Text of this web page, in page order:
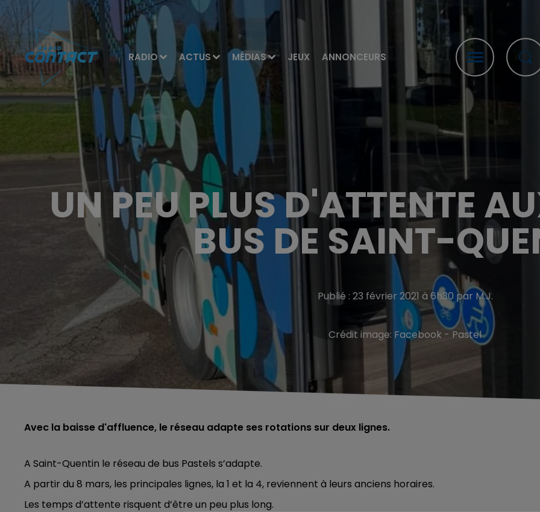
RADIO ACTUS MÉDIAS JEUX ANNONCEURS
UN PEU PLUS D'ATTENTE
BUS DE SAINT-
Publié : 23 février 2021 à 6h30 par M.J.
Crédit image: Facebook - Pastel
Avec la baisse d'affluence, le réseau adapte ses rotations sur deux lignes.
A Saint-Quentin le réseau de bus Pastels s’adapte.
A partir du 8 mars, les principales lignes, la 1 et la 4, reviennent à leurs anciens horaires.
Les temps d’attente risquent d’être un peu plus long.